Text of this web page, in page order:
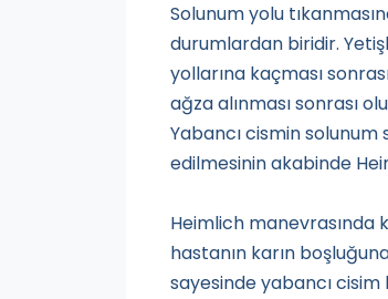
Solunum yolu
durumlardan biridir.
yollarına kaçması
ağza alınması sonrası
Yabancı cismin
edilmesinin akabinde
Heimlich manevrasında
hastanın karın
sayesinde yabancı cisim